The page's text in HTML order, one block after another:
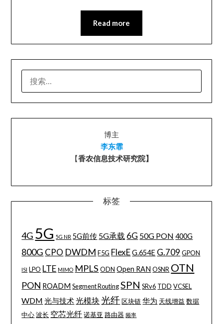
Read more
索：
博主
李东霏
【香农信息技术研究院】
标签
4G 5G 5G NR 5G前传 5G承载 6G 50G PON 400G
800G CPO DWDM F5G FlexE G.654E G.709 GPON
ISI LPO LTE MIMO MPLS ODN Open RAN OSNR OTN
PON ROADM Segment Routing SPN SRv6 TDD VCSEL
WDM 光与技术 光模块光纤 区块链 华为 天线增益 数据
中心 波长 空芯光纤 诺基亚 路由器 频率